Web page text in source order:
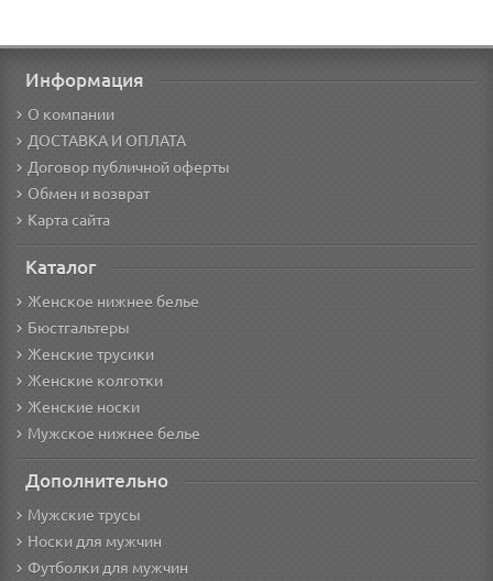
Информация
О компании
ДОСТАВКА И ОПЛАТА
Договор публичной оферты
Обмен и возврат
Карта сайта
Каталог
Женское нижнее белье
Бюстгальтеры
Женские трусики
Женские колготки
Женские носки
Мужское нижнее белье
Дополнительно
Мужские трусы
Носки для мужчин
Футболки для мужчин